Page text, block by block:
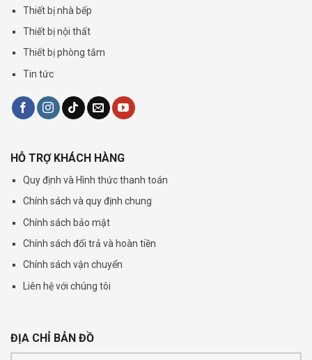
Thiết bị nhà bếp
Thiết bị nội thất
Thiết bị phòng tắm
Tin tức
HỖ TRỢ KHÁCH HÀNG
Quy định và Hình thức thanh toán
Chính sách và quy định chung
Chính sách bảo mật
Chính sách đổi trả và hoàn tiền
Chính sách vận chuyển
Liên hệ với chúng tôi
ĐỊA CHỈ BẢN ĐỒ